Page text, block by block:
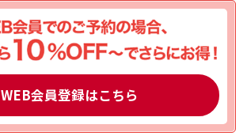
WEB会員登録はこちら